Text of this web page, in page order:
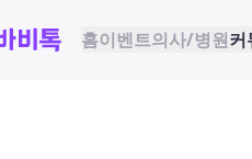
홈이벤트의사/병원커